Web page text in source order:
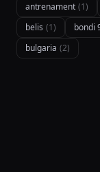
antrenament (1)
belis (1) bondi
bulgaria (2)